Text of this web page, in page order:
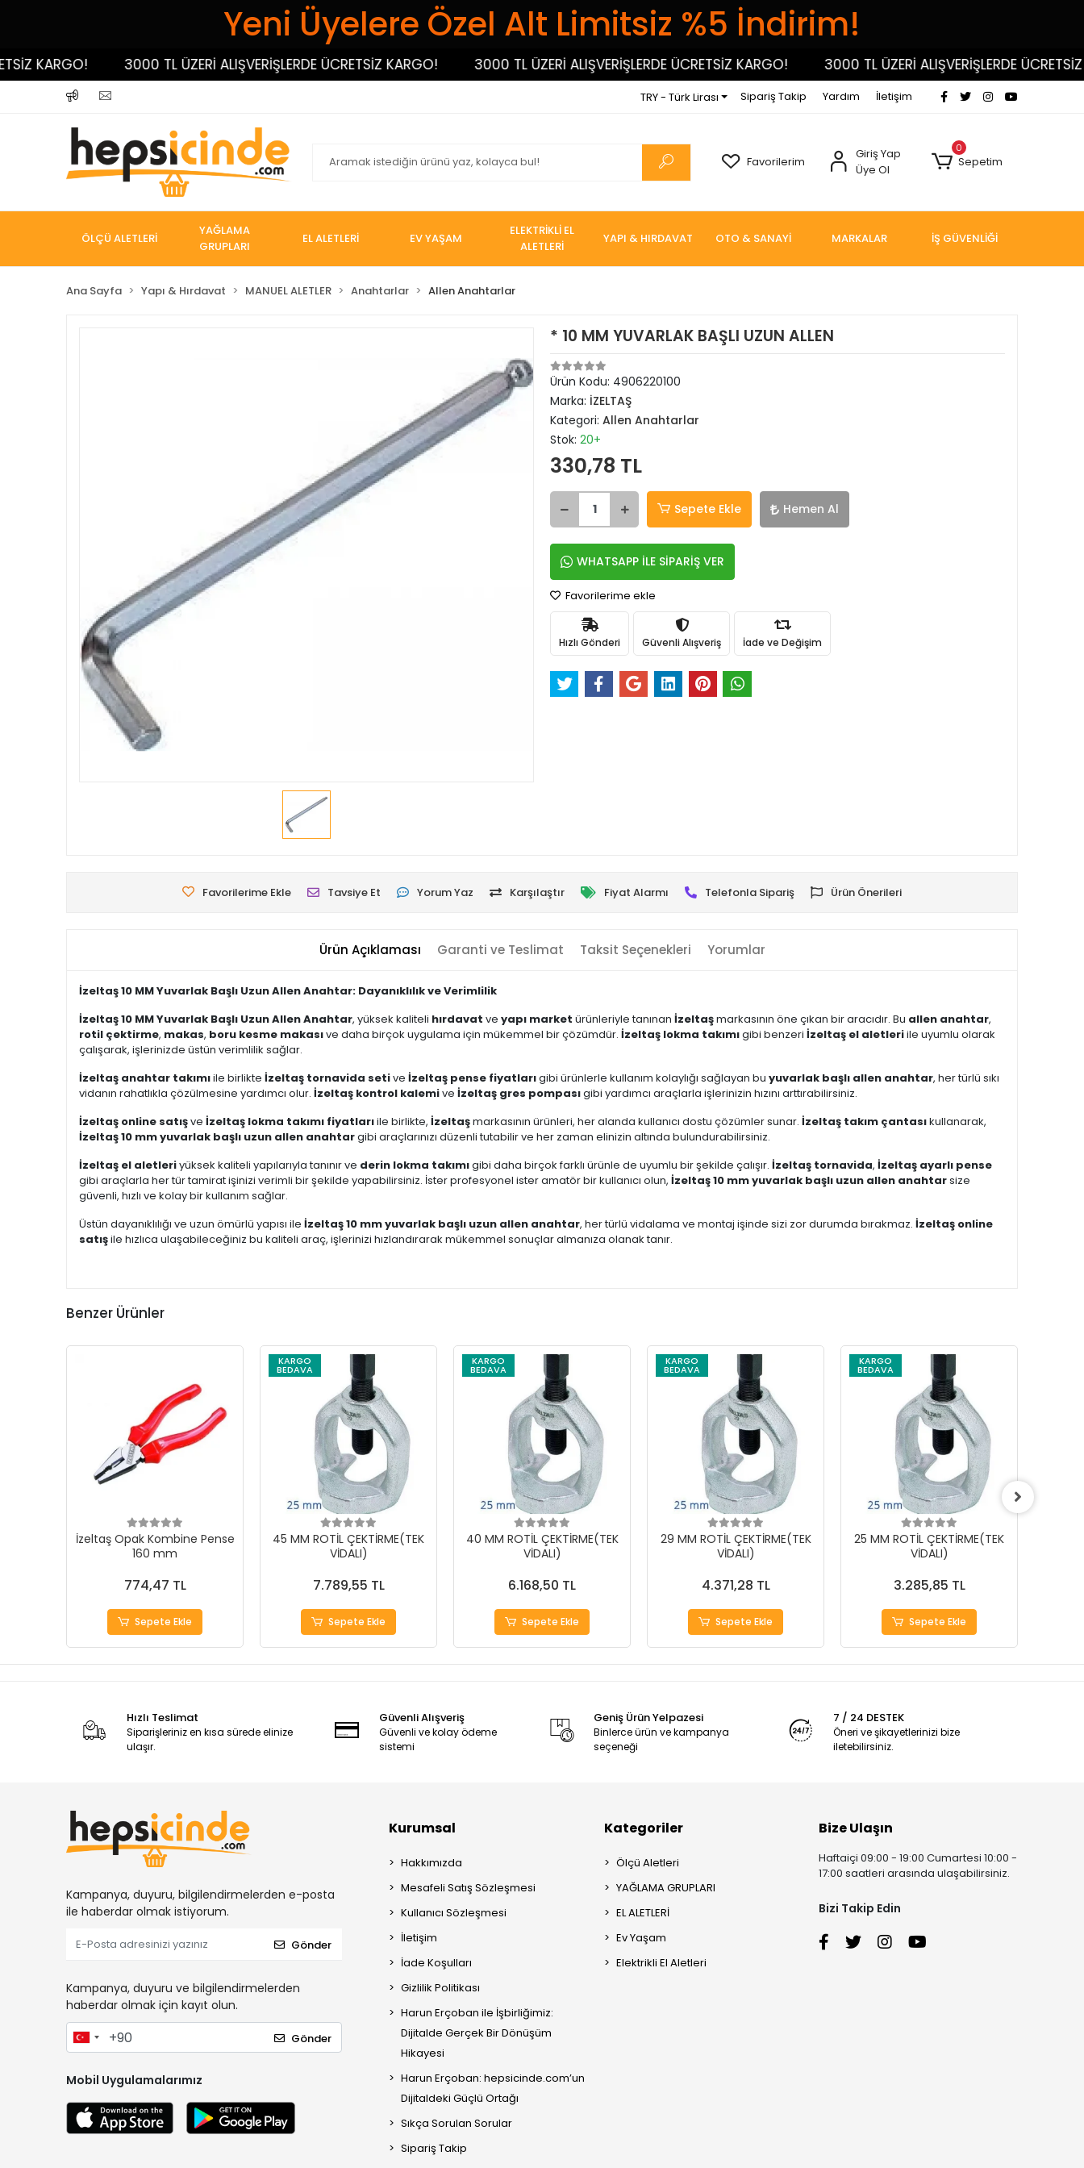
Yeni Üyelere Özel Alt Limitsiz %5 İndirim!
KARGO! 3000 TL ÜZERİ ALIŞVERİŞLERDE ÜCRETSİZ KARGO! 3000 TL ÜZERİ ALIŞVERİŞLERDE ÜCRETSİZ KARGO! 3000 TL ÜZERİ ALIŞVERİŞLERDE ÜCRETSİZ
TRY - Türk Lirası Sipariş Takip Yardım İletişim
Favorilerim
Giriş Yap
Üye Ol
0
Sepetim
ÖLÇÜ ALETLERİ
YAĞLAMA
GRUPLARI
EL ALETLERİ EV YAŞAM
ELEKTRİKLİ EL
ALETLERİ
YAPI & HIRDAVAT OTO & SANAYİ MARKALAR İŞ GÜVENLİĞİ
Ana Sayfa Yapı & Hırdavat MANUEL ALETLER Anahtarlar Allen Anahtarlar
* 10 MM YUVARLAK BAŞLI UZUN ALLEN
Ürün Kodu: 4906220100
Marka: İZELTAŞ
Kategori: Allen Anahtarlar
Stok: 20+
330,78 TL
Sepete Ekle Hemen Al
WHATSAPP İLE SİPARİŞ VER
Favorilerime ekle
Hızlı Gönderi Güvenli Alışveriş İade ve Değişim
Favorilerime Ekle Tavsiye Et Yorum Yaz Karşılaştır Fiyat Alarmı Telefonla Sipariş Ürün Önerileri
Ürün Açıklaması Garanti ve Teslimat Taksit Seçenekleri Yorumlar
İzeltaş 10 MM Yuvarlak Başlı Uzun Allen Anahtar: Dayanıklılık ve Verimlilik
İzeltaş 10 MM Yuvarlak Başlı Uzun Allen Anahtar, yüksek kaliteli hırdavat ve yapı market ürünleriyle tanınan İzeltaşmarkasının öne çıkan bir aracıdır. Bu allen anahtar,
rotil çektirme, makas, boru kesme makasıve daha birçok uygulama için mükemmel bir çözümdür. İzeltaş lokma takımıgibi benzeri İzeltaş el aletleriile uyumlu olarak
çalışarak, işlerinizde üstün verimlilik sağlar.
İzeltaş anahtar takımıile birlikte İzeltaş tornavida setive İzeltaş pense fiyatlarıgibi ürünlerle kullanım kolaylığı sağlayan bu yuvarlak başlı allen anahtar, her türlü sıkı
vidanın rahatlıkla çözülmesine yardımcı olur. İzeltaş kontrol kalemive İzeltaş gres pompasıgibi yardımcı araçlarla işlerinizin hızını arttırabilirsiniz.
İzeltaş online satışve İzeltaş lokma takımı fiyatlarıile birlikte, İzeltaşmarkasının ürünleri, her alanda kullanıcı dostu çözümler sunar. İzeltaş takım çantasıkullanarak,
İzeltaş 10 mm yuvarlak başlı uzun allen anahtargibi araçlarınızı düzenli tutabilir ve her zaman elinizin altında bulundurabilirsiniz.
İzeltaş el aletleriyüksek kaliteli yapılarıyla tanınır ve derin lokma takımıgibi daha birçok farklı ürünle de uyumlu bir şekilde çalışır. İzeltaş tornavida, İzeltaş ayarlı pense
gibi araçlarla her tür tamirat işinizi verimli bir şekilde yapabilirsiniz. İster profesyonel ister amatör bir kullanıcı olun, İzeltaş 10 mm yuvarlak başlı uzun allen anahtarsize
güvenli, hızlı ve kolay bir kullanım sağlar.
Üstün dayanıklılığı ve uzun ömürlü yapısı ile İzeltaş 10 mm yuvarlak başlı uzun allen anahtar, her türlü vidalama ve montaj işinde sizi zor durumda bırakmaz. İzeltaş online
satışile hızlıca ulaşabileceğiniz bu kaliteli araç, işlerinizi hızlandırarak mükemmel sonuçlar almanıza olanak tanır.
Benzer Ürünler
İzeltaş Opak Kombine Pense
160 mm
774,47 TL
Sepete Ekle
KARGO
BEDAVA
45 MM ROTİL ÇEKTİRME(TEK
VİDALI)
7.789,55 TL
Sepete Ekle
KARGO
BEDAVA
40 MM ROTİL ÇEKTİRME(TEK
VİDALI)
6.168,50 TL
Sepete Ekle
KARGO
BEDAVA
29 MM ROTİL ÇEKTİRME(TEK
VİDALI)
4.371,28 TL
Sepete Ekle
KARGO
BEDAVA
25 MM ROTİL ÇEKTİRME(TEK
VİDALI)
3.285,85 TL
Sepete Ekle
Hızlı Teslimat
Siparişleriniz en kısa sürede elinize
ulaşır.
Güvenli Alışveriş
Güvenli ve kolay ödeme
sistemi
Geniş Ürün Yelpazesi
Binlerce ürün ve kampanya
seçeneği
7 / 24 DESTEK
Öneri ve şikayetlerinizi bize
iletebilirsiniz.
Kampanya, duyuru, bilgilendirmelerden e-posta
ile haberdar olmak istiyorum.
Gönder
Kampanya, duyuru ve bilgilendirmelerden
haberdar olmak için kayıt olun.
Gönder
Mobil Uygulamalarımız
Kurumsal
Hakkımızda
Mesafeli Satış Sözleşmesi
Kullanıcı Sözleşmesi
İletişim
İade Koşulları
Gizlilik Politikası
Harun Erçoban ile İşbirliğimiz:
Dijitalde Gerçek Bir Dönüşüm
Hikayesi
Harun Erçoban: hepsicinde.com’un
Dijitaldeki Güçlü Ortağı
Sıkça Sorulan Sorular
Sipariş Takip
Kategoriler
Ölçü Aletleri
YAĞLAMA GRUPLARI
EL ALETLERİ
Ev Yaşam
Elektrikli El Aletleri
Bize Ulaşın
Haftaiçi 09:00 - 19:00 Cumartesi 10:00 -
17:00 saatleri arasında ulaşabilirsiniz.
Bizi Takip Edin